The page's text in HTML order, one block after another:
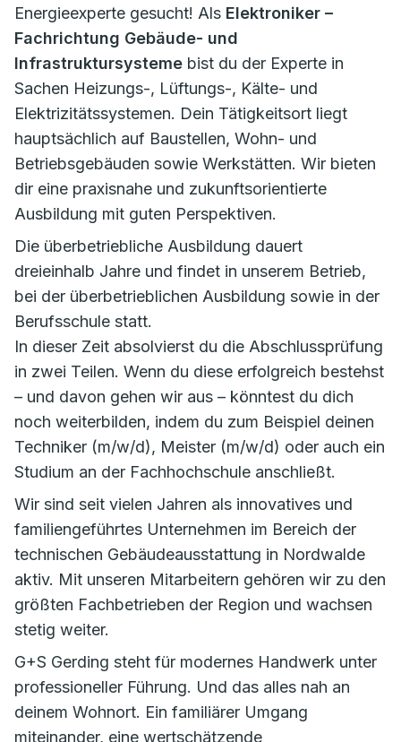
Energieexperte gesucht! Als Elektroniker –
Fachrichtung Gebäude- und
Infrastruktursysteme bist du der Experte in
Sachen Heizungs-, Lüftungs-, Kälte- und
Elektrizitätssystemen. Dein Tätigkeitsort liegt
hauptsächlich auf Baustellen, Wohn- und
Betriebsgebäuden sowie Werkstätten. Wir bieten
dir eine praxisnahe und zukunftsorientierte
Ausbildung mit guten Perspektiven.
Die überbetriebliche Ausbildung dauert
dreieinhalb Jahre und findet in unserem Betrieb,
bei der überbetrieblichen Ausbildung sowie in der
Berufsschule statt.
In dieser Zeit absolvierst du die Abschlussprüfung
in zwei Teilen. Wenn du diese erfolgreich bestehst
– und davon gehen wir aus – könntest du dich
noch weiterbilden, indem du zum Beispiel deinen
Techniker (m/w/d), Meister (m/w/d) oder auch ein
Studium an der Fachhochschule anschließt.
Wir sind seit vielen Jahren als innovatives und
familiengeführtes Unternehmen im Bereich der
technischen Gebäudeausstattung in Nordwalde
aktiv. Mit unseren Mitarbeitern gehören wir zu den
größten Fachbetrieben der Region und wachsen
stetig weiter.
G+S Gerding steht für modernes Handwerk unter
professioneller Führung. Und das alles nah an
deinem Wohnort. Ein familiärer Umgang
miteinander, eine wertschätzende